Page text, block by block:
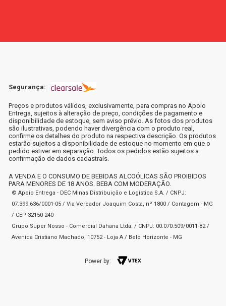
Segurança:
Preços e produtos válidos, exclusivamente, para compras no Apoio
Entrega, sujeitos à alteração de preço, condições de pagamento e
disponibilidade de estoque, sem aviso prévio. As fotos dos produtos
são ilustrativas, podendo haver divergência com o produto real,
confirme os detalhes do produto na respectiva descrição. Os produtos
estarão sujeitos a disponibilidade de estoque no momento em que o
pedido estiver em separação. Todos os pedidos estão sujeitos a
confirmação de dados cadastrais.
A VENDA E O CONSUMO DE BEBIDAS ALCOÓLICAS SÃO PROIBIDOS
PARA MENORES DE 18 ANOS. BEBA COM MODERAÇÃO.
© Apoio Entrega - DEC Minas Distribuição e Logística S.A. / CNPJ:
07.399.636/0001-05 / Via Vereador Joaquim Costa, nº 1800 / Contagem - MG
/ CEP 32150-240
Grupo Super Nosso - Comercial Dahana Ltda. / CNPJ: 00.070.509/0011-82 /
Avenida Cristiano Machado, 10752 - Loja A / Belo Horizonte - MG
Power by: